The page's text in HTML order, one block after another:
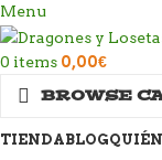
Menu
0 items 0,00€
BROWSE
TIENDABLOG